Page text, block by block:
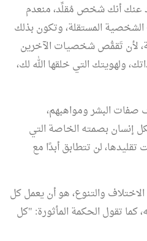
عنك أنك شخص مُقلِّد، منعدم
المستقلة، وتكون بذلك
لأن تَقمُّص شخصيات الآخرين
ولهويتك التي خلقها الله لك،
صفات البشر ومواهبهم،
إنسان بصمته الخاصة التي
تقليدها، لن تتطابق أبدًا مع
والتنوع، هو أن يعمل كل
تقول الحكمة المأثورة: "كل